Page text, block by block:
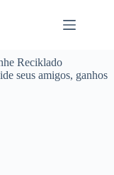
Reciklado
seus amigos, ganhos